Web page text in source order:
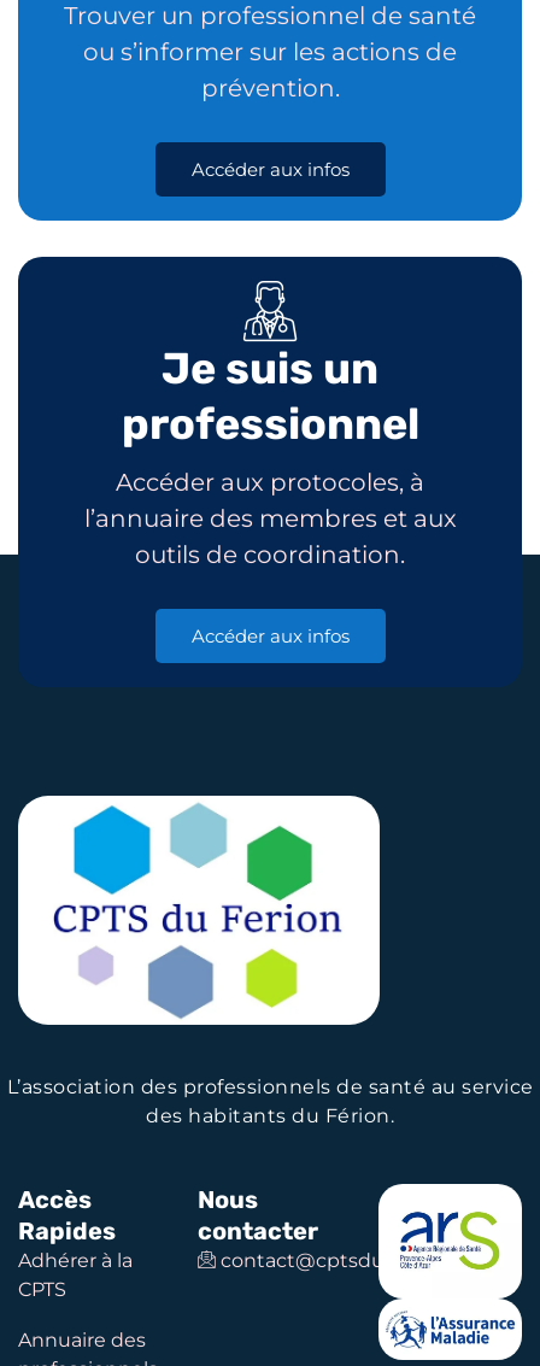
Trouver un professionnel de santé
ou s’informer sur les actions de
prévention.
Accéder aux infos
Je suis un
professionnel
Accéder aux protocoles, à
l’annuaire des membres et aux
outils de coordination.
Accéder aux infos
L’association des professionnels de santé au service
des habitants du Férion.
Accès
Rapides
Adhérer à la
CPTS
Annuaire des
Nous
contacter
contact@cptsduferion.com